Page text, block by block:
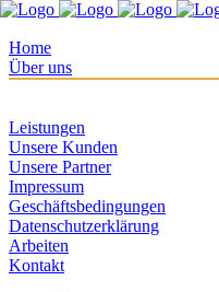
Home
Über uns
Leistungen
Unsere Kunden
Unsere Partner
Impressum
Geschäftsbedingungen
Datenschutzerklärung
Arbeiten
Kontakt